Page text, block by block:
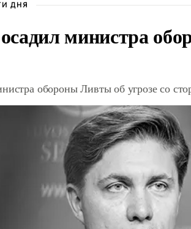
ДНЯ
министра
обороны Ливты об угрозе со